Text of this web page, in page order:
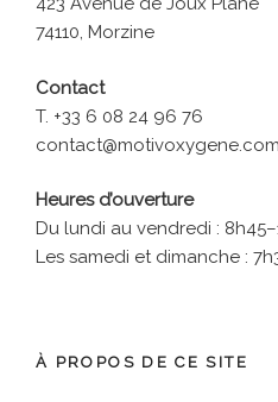
74110, Morzine
Contact
T. +33 6 08 24 96 76
contact@motivoxygene.com
Heures d’ouverture
Du lundi au vendredi :
Les samedi et dimanche :
À PROPOS DE CE SITE